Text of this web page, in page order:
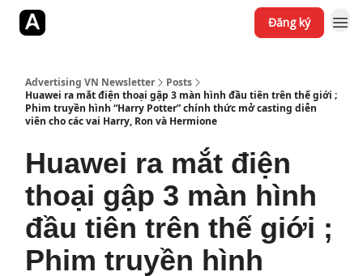
Đăng ký
Advertising VN Newsletter
Posts
Huawei ra mắt điện thoại gập 3 màn hình đầu tiên trên thế giới ;
Phim truyền hình “Harry Potter” chính thức mở casting diễn
viên cho các vai Harry, Ron và Hermione
Huawei ra mắt điện
thoại gập 3 màn hình
đầu tiên trên thế giới ;
Phim truyền hình